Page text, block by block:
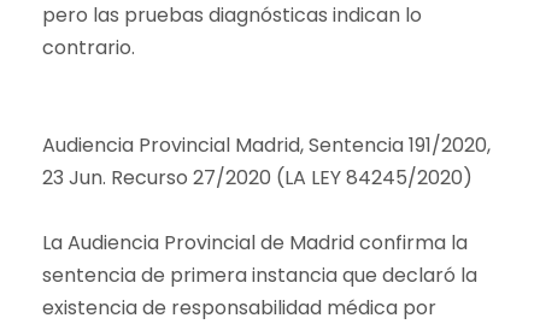
pero las pruebas diagnósticas indican lo
contrario.
Audiencia Provincial Madrid, Sentencia 191/2020,
23 Jun. Recurso 27/2020 (LA LEY 84245/2020)
La Audiencia Provincial de Madrid confirma la
sentencia de primera instancia que declaró la
existencia de responsabilidad médica por